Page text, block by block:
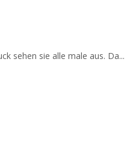
sehen sie alle male aus. Da...